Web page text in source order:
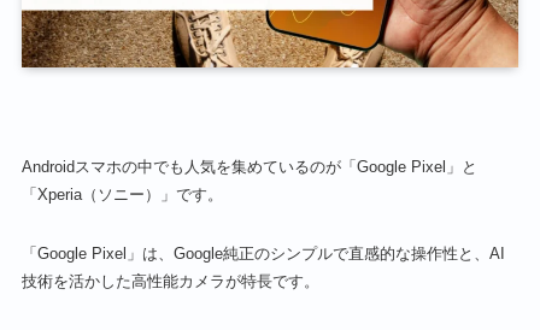
Androidスマホの中でも人気を集めているのが「Google Pixel」と
「Xperia（ソニー）」です。
「Google Pixel」は、Google純正のシンプルで直感的な操作性と、AI
技術を活かした高性能カメラが特長です。